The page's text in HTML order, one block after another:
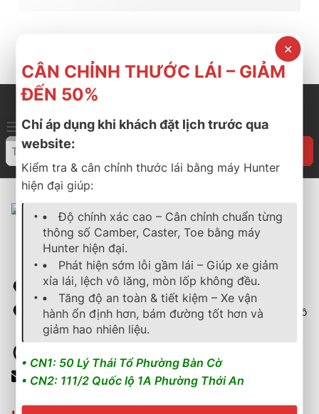
Đang tìm lốp 255/55R20 cho Ford Explorer,
Volkswagen Teramont, Range Rover hay Land Rover
Discovery? Goodyear Wrangler Territory HT là dòng
lốp SUV cao cấp được nhiều khách hàng lựa chọn nhờ
khả năng vận hành êm ái, bám đường ổn định và phù
hợp với nhu cầu sử dụng hằng ngày. Lốp 255/55R20
phù […]
✕
CÂN CHỈNH THƯỚC LÁI – GIẢM
ĐẾN 50%
Chỉ áp dụng khi khách đặt lịch trước qua
website:
Kiểm tra & cân chỉnh thước lái bằng máy Hunter
hiện đại giúp:
Độ chính xác cao – Cân chỉnh chuẩn từng
thông số Camber, Caster, Toe bằng máy
Hunter hiện đại.
Phát hiện sớm lỗi gầm lái – Giúp xe giảm
xỉa lái, lệch vô lăng, mòn lốp không đều.
Tăng độ an toàn & tiết kiệm – Xe vận
hành ổn định hơn, bám đường tốt hơn và
giảm hao nhiên liệu.
• CN1: 50 Lý Thái Tổ Phường Bàn Cờ
• CN2: 111/2 Quốc lộ 1A Phường Thới An
50 Lý Thái Tổ, Phường Bàn Cờ, Thành phố Hồ Chí Minh
111/2 Quốc lộ 1A, Phường Thới An, Quận 12, Thành phố Hồ
Chí Minh
Email: thanhphat48@gmail.com